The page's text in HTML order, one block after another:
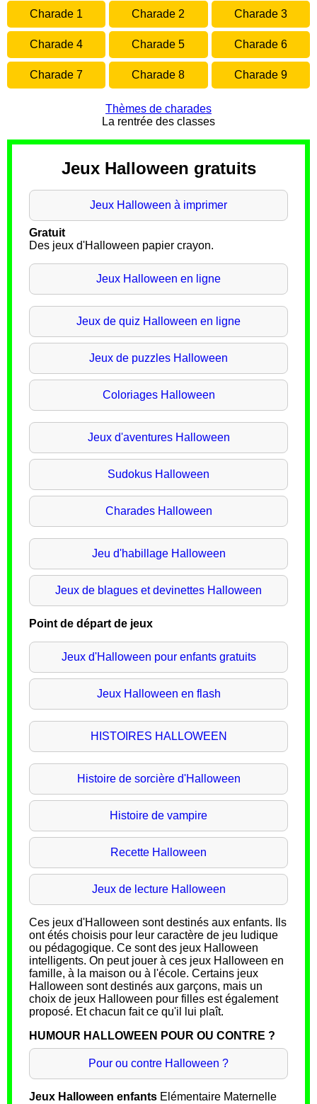
Charade 1 Charade 2 Charade 3
Charade 4 Charade 5 Charade 6
Charade 7 Charade 8 Charade 9
Thèmes de charades
La rentrée des classes
Jeux Halloween gratuits
Jeux Halloween à imprimer
Gratuit
Des jeux d'Halloween papier crayon.
Jeux Halloween en ligne
Jeux de quiz Halloween en ligne
Jeux de puzzles Halloween
Coloriages Halloween
Jeux d'aventures Halloween
Sudokus Halloween
Charades Halloween
Jeu d'habillage Halloween
Jeux de blagues et devinettes Halloween
Point de départ de jeux
Jeux d'Halloween pour enfants gratuits
Jeux Halloween en flash
HISTOIRES HALLOWEEN
Histoire de sorcière d'Halloween
Histoire de vampire
Recette Halloween
Jeux de lecture Halloween
Ces jeux d'Halloween sont destinés aux enfants. Ils
ont étés choisis pour leur caractère de jeu ludique
ou pédagogique. Ce sont des jeux Halloween
intelligents. On peut jouer à ces jeux Halloween en
famille, à la maison ou à l'école. Certains jeux
Halloween sont destinés aux garçons, mais un
choix de jeux Halloween pour filles est également
proposé. Et chacun fait ce qu'il lui plaît.
HUMOUR HALLOWEEN POUR OU CONTRE ?
Pour ou contre Halloween ?
Jeux Halloween enfants Elémentaire Maternelle